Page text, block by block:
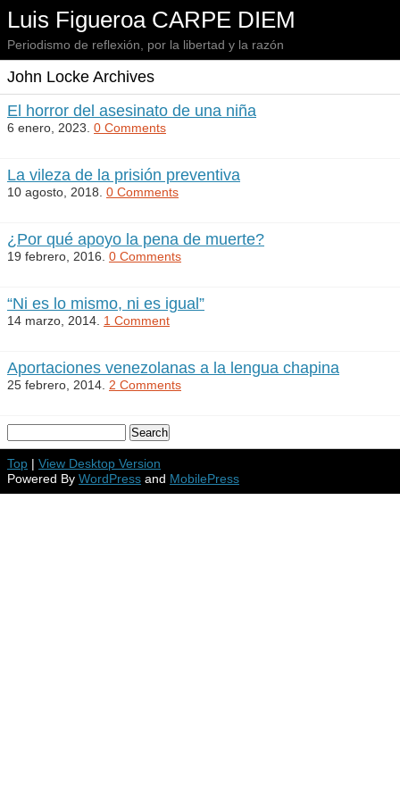
Luis Figueroa CARPE DIEM
Periodismo de reflexión, por la libertad y la razón
John Locke Archives
El horror del asesinato de una niña
6 enero, 2023. 0 Comments
La vileza de la prisión preventiva
10 agosto, 2018. 0 Comments
¿Por qué apoyo la pena de muerte?
19 febrero, 2016. 0 Comments
“Ni es lo mismo, ni es igual”
14 marzo, 2014. 1 Comment
Aportaciones venezolanas a la lengua chapina
25 febrero, 2014. 2 Comments
Top | View Desktop Version
Powered By WordPress and MobilePress